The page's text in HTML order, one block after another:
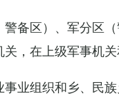
备区）、军分区
，在上级军事机
业组织和乡、民